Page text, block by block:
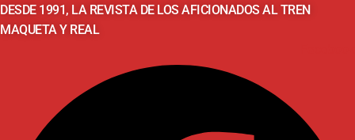
DESDE 1991, LA REVISTA DE LOS AFICIONADOS AL TREN
MAQUETA Y REAL